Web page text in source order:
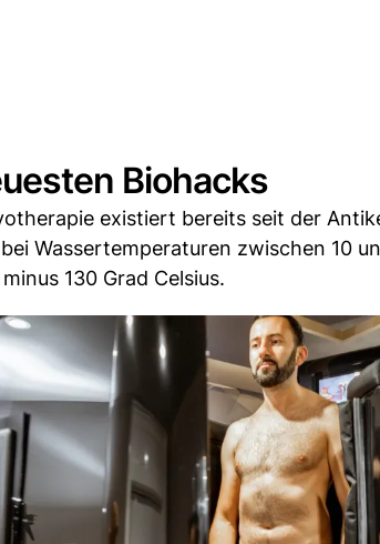
Biohacks
existiert bereits seit der
Wassertemperaturen zwischen 10
130 Grad Celsius.